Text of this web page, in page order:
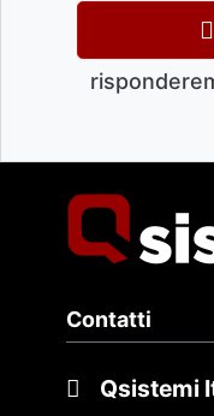
Contatti
Qsistemi